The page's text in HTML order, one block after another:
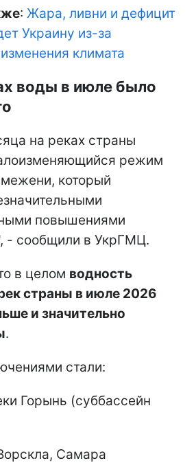
: Жара, ливни и дефицит
Украину из-за
климата
воды в июле было
на реках страны
режим
который
повышениями
- сообщили в УкрГМЦ.
в целом водность
страны в июле 2026
и значительно
.
стали:
Горынь (суббассейн
Самара